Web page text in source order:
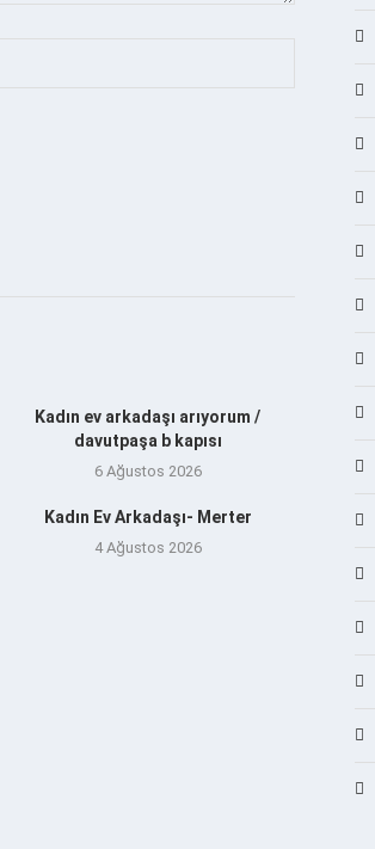
Kadın ev arkadaşı arıyorum /
davutpaşa b kapısı
6 Ağustos 2026
Kadın Ev Arkadaşı- Merter
4 Ağustos 2026